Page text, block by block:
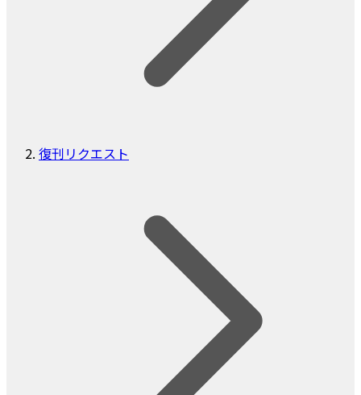
復刊リクエスト